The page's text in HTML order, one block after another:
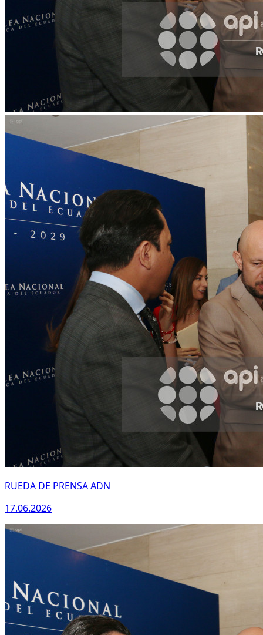
WhatsApp
RUEDA DE PRENSA ADN
17.06.2026